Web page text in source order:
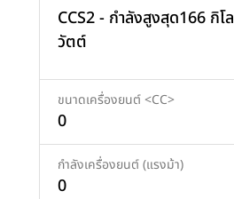
CCS2 - กำลังสูงสุด166 กิโล
วัตต์
ขนาดเครื่องยนต์ <CC>
0
กำลังเครื่องยนต์ (แรงม้า)
0